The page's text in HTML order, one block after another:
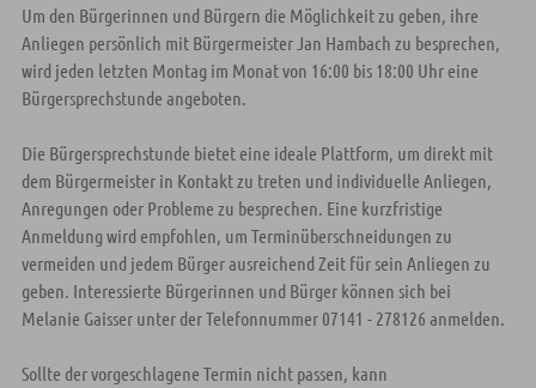
Um den Bürgerinnen und Bürgern die Möglichkeit zu geben, ihre
Anliegen persönlich mit Bürgermeister Jan Hambach zu besprechen,
wird jeden letzten Montag im Monat von 16:00 bis 18:00 Uhr eine
Bürgersprechstunde angeboten.
Die Bürgersprechstunde bietet eine ideale Plattform, um direkt mit
dem Bürgermeister in Kontakt zu treten und individuelle Anliegen,
Anregungen oder Probleme zu besprechen. Eine kurzfristige
Anmeldung wird empfohlen, um Terminüberschneidungen zu
vermeiden und jedem Bürger ausreichend Zeit für sein Anliegen zu
geben. Interessierte Bürgerinnen und Bürger können sich bei
Melanie Gaisser unter der Telefonnummer 07141 - 278126 anmelden.
Sollte der vorgeschlagene Termin nicht passen, kann